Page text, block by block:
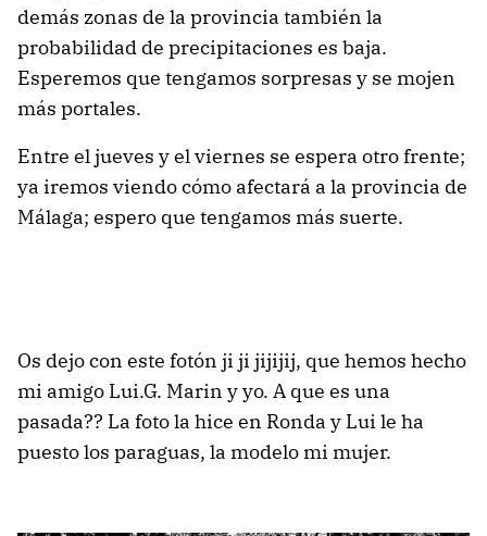
demás zonas de la provincia también la
probabilidad de precipitaciones es baja.
Esperemos que tengamos sorpresas y se mojen
más portales.
Entre el jueves y el viernes se espera otro frente;
ya iremos viendo cómo afectará a la provincia de
Málaga; espero que tengamos más suerte.
Os dejo con este fotón ji ji jijijij, que hemos hecho
mi amigo Lui.G. Marin y yo. A que es una
pasada?? La foto la hice en Ronda y Lui le ha
puesto los paraguas, la modelo mi mujer.